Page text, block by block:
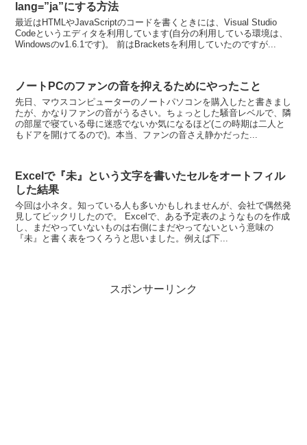
lang=”ja”にする方法
最近はHTMLやJavaScriptのコードを書くときには、Visual Studio
Codeというエディタを利用しています(自分の利用している環境は、
Windowsのv1.6.1です)。 前はBracketsを利用していたのですが...
ノートPCのファンの音を抑えるためにやったこと
先日、マウスコンピューターのノートパソコンを購入したと書きまし
たが、かなりファンの音がうるさい。ちょっとした騒音レベルで、隣
の部屋で寝ている母に迷惑でないか気になるほど(この時期は二人と
もドアを開けてるので)。本当、ファンの音さえ静かだった...
Excelで『未』という文字を書いたセルをオートフィル
した結果
今回は小ネタ。知っている人も多いかもしれませんが、会社で偶然発
見してビックリしたので。 Excelで、ある予定表のようなものを作成
し、まだやっていないものは右側にまだやってないという意味の
『未』と書く表をつくろうと思いました。例えば下...
スポンサーリンク